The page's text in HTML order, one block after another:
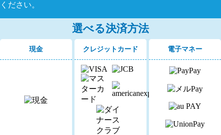
ください。
選べる決済方法
現金 クレジットカード 電子マネー